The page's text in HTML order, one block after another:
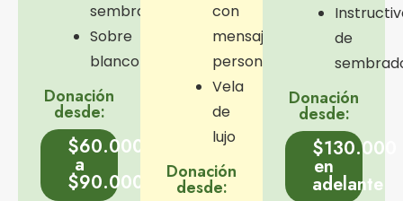
sembrado
Sobre
blanco
Donación
desde:
$60.000
a
$90.000
con
mensaje
personalizado
Vela
de
lujo
Donación
desde:
de
Donación
desde:
$130.000
en
adelante